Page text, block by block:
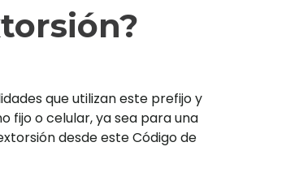
que utilizan este prefijo y
fijo o celular, ya sea para una
desde este Código de